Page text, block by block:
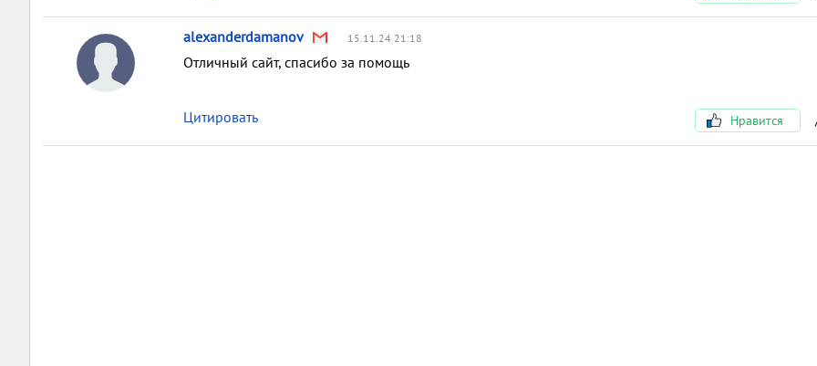
alexanderdamanov 15.11.24 21:18
Отличный сайт, спасибо за помощь
Цитировать Нравится